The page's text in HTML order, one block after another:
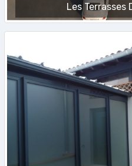
Les Terrasses